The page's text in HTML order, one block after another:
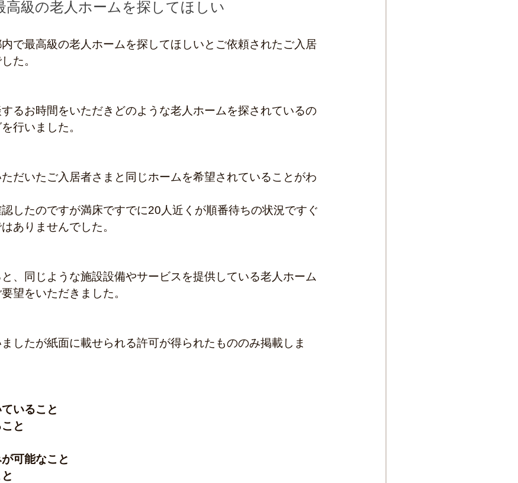
高級の老人ホームを探してほしい
で最高級の老人ホームを探してほしいとご依頼されたご入居
た。
るお時間をいただきどのような老人ホームを探されているの
行いました。
だいたご入居者さまと同じホームを希望されていることがわ
したのですが満床ですでに20人近くが順番待ちの状況ですぐ
ありませんでした。
、同じような施設設備やサービスを提供している老人ホーム
望をいただきました。
したが紙面に載せられる許可が得られたもののみ掲載しま
いること
と
可能なこと